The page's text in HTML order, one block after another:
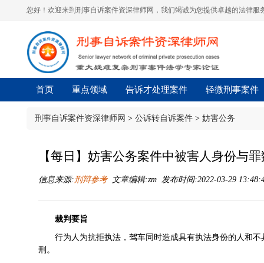
您好！欢迎来到刑事自诉案件资深律师网，我们竭诚为您提供卓越的法律服
首页 重点领域 告诉才处理案件 轻微刑事案件
刑事自诉案件资深律师网 > 公诉转自诉案件 > 妨害公务
【每日】妨害公务案件中被害人身份与
信息来源:刑辩参考文章编辑:zm 发布时间:2022-03-29
裁判要旨
行为人为抗拒执法，驾车同时造成具有执法身份的人和
刑。